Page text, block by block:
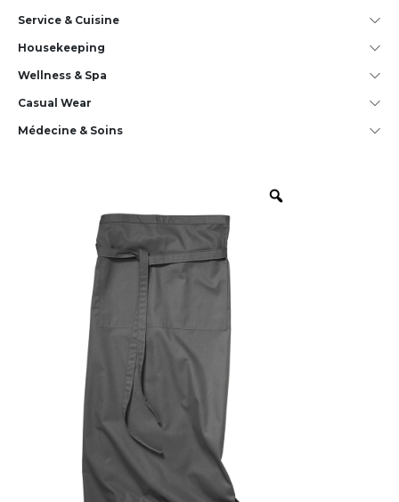
Service & Cuisine
House­keeping
Wellness & Spa
Casual Wear
Médecine & Soins